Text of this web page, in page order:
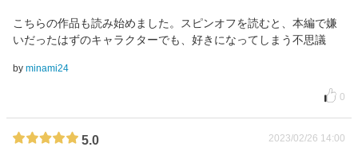
こちらの作品も読み始めました。スピンオフを読むと、本編で嫌
いだったはずのキャラクターでも、好きになってしまう不思議
by minami24
0
5.0 2023/02/26 14:00